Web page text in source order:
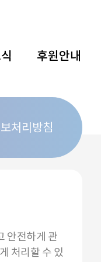
후원안내
처리방침
안전하게 관
처리할 수 있